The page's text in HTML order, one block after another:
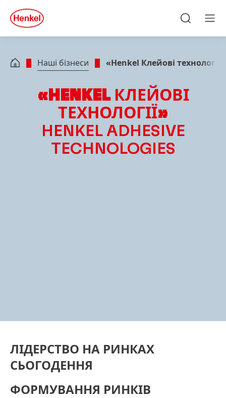
Skip to footer
quick
search
Наші бізнеси «Henkel Клейові
«HENKEL КЛЕЙОВІ
ТЕХНОЛОГІЇ»
HENKEL ADHESIVE
TECHNOLOGIES
ЛІДЕРСТВО НА РИНКАХ
СЬОГОДЕННЯ
ФОРМУВАННЯ РИНКІВ